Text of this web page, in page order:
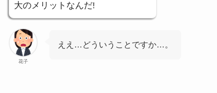
大のメリットなんだ!
花子
ええ…どういうことですか…。